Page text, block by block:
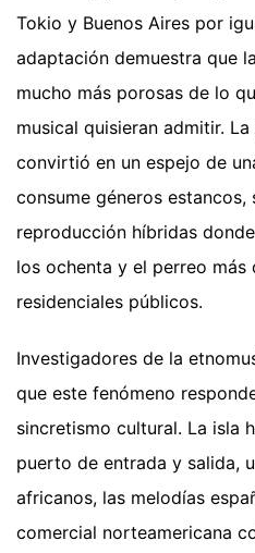
Tokio y Buenos Aires por
adaptación demuestra que
mucho más porosas de lo
musical quisieran admitir.
convirtió en un espejo de
consume géneros estancos,
reproducción híbridas
los ochenta y el perreo más
residenciales públicos.
Investigadores de la
que este fenómeno
sincretismo cultural. La isla
puerto de entrada y salida,
africanos, las melodías
comercial norteamericana